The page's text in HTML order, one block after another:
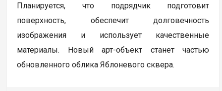
Планируется, что подрядчик подготовит
поверхность, обеспечит долговечность
изображения и использует качественные
материалы. Новый арт-объект станет частью
обновленного облика Яблоневого сквера.